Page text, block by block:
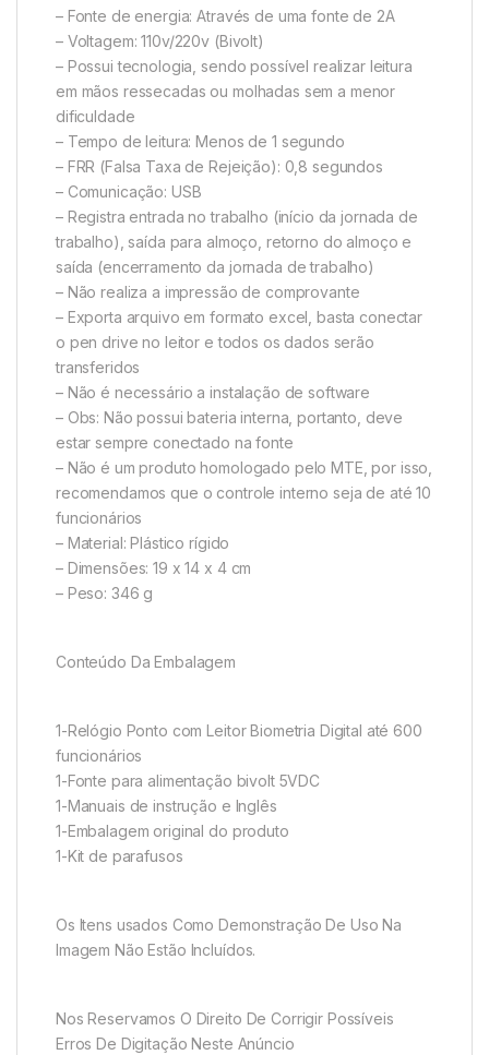
– Fonte de energia: Através de uma fonte de 2A
– Voltagem: 110v/220v (Bivolt)
– Possui tecnologia, sendo possível realizar leitura
em mãos ressecadas ou molhadas sem a menor
dificuldade
– Tempo de leitura: Menos de 1 segundo
– FRR (Falsa Taxa de Rejeição): 0,8 segundos
– Comunicação: USB
– Registra entrada no trabalho (início da jornada de
trabalho), saída para almoço, retorno do almoço e
saída (encerramento da jornada de trabalho)
– Não realiza a impressão de comprovante
– Exporta arquivo em formato excel, basta conectar
o pen drive no leitor e todos os dados serão
transferidos
– Não é necessário a instalação de software
– Obs: Não possui bateria interna, portanto, deve
estar sempre conectado na fonte
– Não é um produto homologado pelo MTE, por isso,
recomendamos que o controle interno seja de até 10
funcionários
– Material: Plástico rígido
– Dimensões: 19 x 14 x 4 cm
– Peso: 346 g
Conteúdo Da Embalagem
1-Relógio Ponto com Leitor Biometria Digital até 600
funcionários
1-Fonte para alimentação bivolt 5VDC
1-Manuais de instrução e Inglês
1-Embalagem original do produto
1-Kit de parafusos
Os Itens usados Como Demonstração De Uso Na
Imagem Não Estão Incluídos.
Nos Reservamos O Direito De Corrigir Possíveis
Erros De Digitação Neste Anúncio